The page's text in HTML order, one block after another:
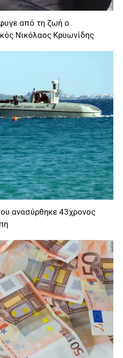
από τη ζωή ο
Νικόλαος Κρυωνίδης
ανασύρθηκε 43χρονος